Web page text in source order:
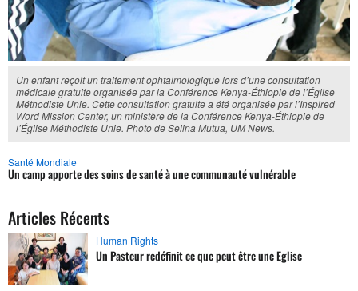
Santé Mondiale
Un enfant reçoit un traitement ophtalmologique lors d’une consultation
médicale gratuite organisée par la Conférence Kenya-Éthiopie de l’Église
Méthodiste Unie. Cette consultation gratuite a été organisée par l’Inspired
Word Mission Center, un ministère de la Conférence Kenya-Éthiopie de
l’Église Méthodiste Unie. Photo de Selina Mutua, UM News.
Un camp apporte des soins de santé à une communauté vulnérable
Articles Récents
Human Rights
Un Pasteur redéfinit ce que peut être une Eglise